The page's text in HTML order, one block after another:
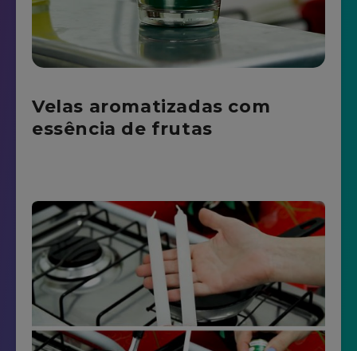
Velas aromatizadas com
essência de frutas